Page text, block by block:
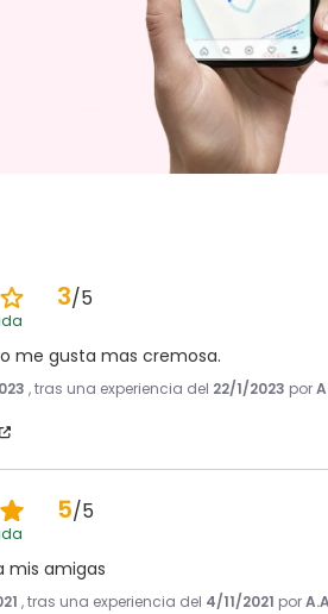
3/5
me gusta mas cremosa.
, tras una experiencia del 22/1/2023 por
5/5
mis amigas
, tras una experiencia del 4/11/2021 por